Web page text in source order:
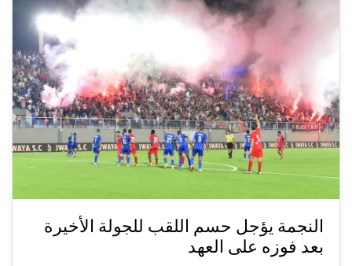
النجمة يؤجل حسم اللقب للجولة الأخيرة
بعد فوزه على العهد